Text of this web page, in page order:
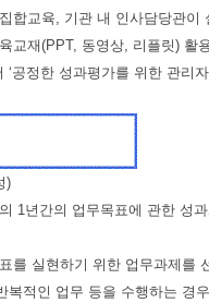
합교육, 기관 내 인사담당관
교재(PPT, 동영상, 리플릿) 활
공정한 성과평가를 위한 관리
)
1년간의 업무목표에 관한 성
를 실현하기 위한 업무과제
복적인 업무 등을 수행하는